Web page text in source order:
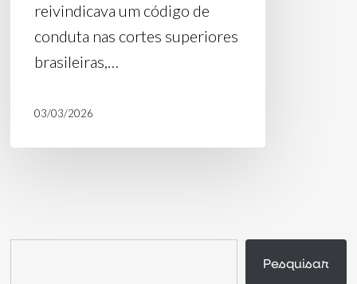
reivindicava um código de
conduta nas cortes superiores
brasileiras,…
03/03/2026
Pesquisar